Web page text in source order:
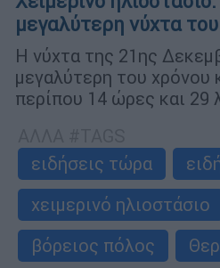
μεγαλύτερη νύχτα
Η νύχτα της 21ης
μεγαλύτερη του χρόνου
περίπου 14 ώρες και 29
ειδήσεις τώρα
χειμερινό ηλιοστάσιο
βόρειος πόλος